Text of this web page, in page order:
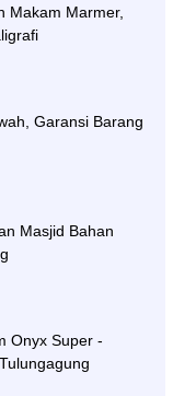
Makam Marmer,
Garansi Barang
Masjid Bahan
Onyx Super -